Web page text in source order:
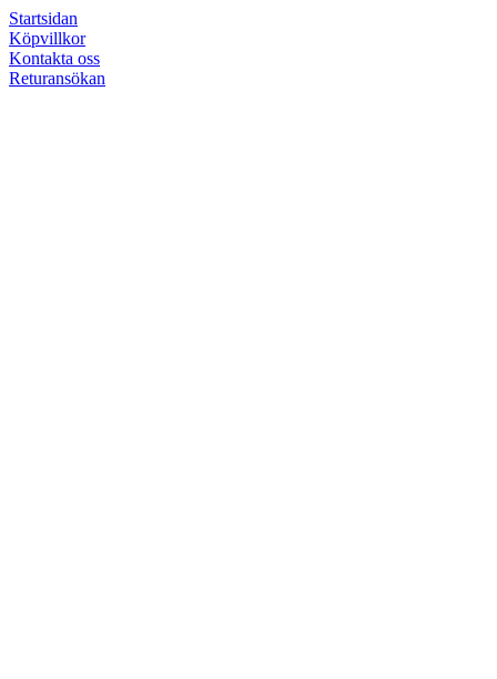
Startsidan
Köpvillkor
Kontakta oss
Returansökan